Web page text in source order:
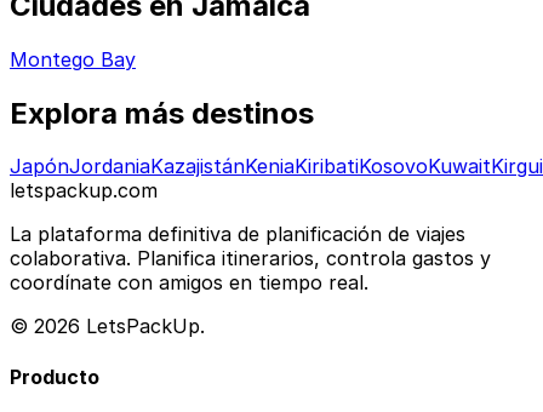
Montego Bay
Explora más destinos
JapónJordaniaKazajistánKeniaKiribatiKosovoKuwait
letspackup.com
La plataforma definitiva de planificación de viajes
colaborativa. Planifica itinerarios, controla gastos y
coordínate con amigos en tiempo real.
© 2026 LetsPackUp.
Producto